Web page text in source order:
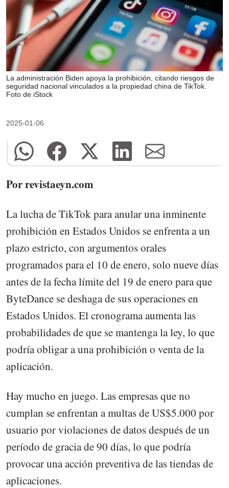
La administración Biden apoya la prohibición, citando riesgos de
seguridad nacional vinculados a la propiedad china de TikTok.
Foto de iStock
2025-01-06
Por revistaeyn.com
La lucha de TikTok para anular una inminente
prohibición en Estados Unidos se enfrenta a un
plazo estricto, con argumentos orales
programados para el 10 de enero, solo nueve días
antes de la fecha límite del 19 de enero para que
ByteDance se deshaga de sus operaciones en
Estados Unidos. El cronograma aumenta las
probabilidades de que se mantenga la ley, lo que
podría obligar a una prohibición o venta de la
aplicación.
Hay mucho en juego. Las empresas que no
cumplan se enfrentan a multas de US$5.000 por
usuario por violaciones de datos después de un
período de gracia de 90 días, lo que podría
provocar una acción preventiva de las tiendas de
aplicaciones.